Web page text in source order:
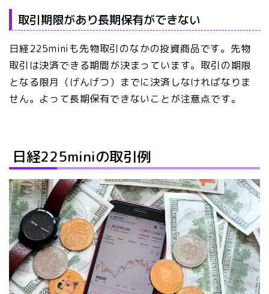
取引期限があり長期保有ができない
日経225miniも先物取引のなかの投資商品です。先物
取引は決済できる期間が決まっています。取引の期限
となる限月（げんげつ）までに決済しなければなりま
せん。よって長期保有できないことが注意点です。
日経225miniの取引例